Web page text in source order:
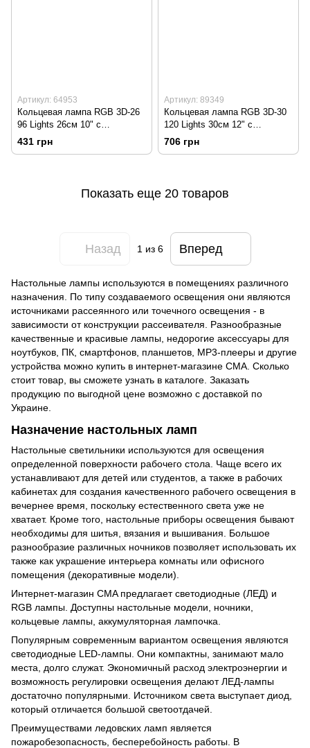
Артикул: 64953
Кольцевая лампа RGB 3D-26
96 Lights 26см 10" с
держателем для телефона
431 грн
Артикул: 89349
Кольцевая лампа RGB 3D-30
120 Lights 30см 12" с
держателем для телефона
706 грн
Показать еще 20 товаров
Назад 1из 6 Вперед
Настольные лампы используются в помещениях различного
назначения. По типу создаваемого освещения они являются
источниками рассеянного или точечного освещения - в
зависимости от конструкции рассеивателя. Разнообразные
качественные и красивые лампы, недорогие аксессуары для
ноутбуков, ПК, смартфонов, планшетов, MP3-плееры и другие
устройства можно купить в интернет-магазине CMA. Сколько
стоит товар, вы сможете узнать в каталоге. Заказать
продукцию по выгодной цене возможно с доставкой по
Украине.
Назначение настольных ламп
Настольные светильники используются для освещения
определенной поверхности рабочего стола. Чаще всего их
устанавливают для детей или студентов, а также в рабочих
кабинетах для создания качественного рабочего освещения в
вечернее время, поскольку естественного света уже не
хватает. Кроме того, настольные приборы освещения бывают
необходимы для шитья, вязания и вышивания. Большое
разнообразие различных ночников позволяет использовать их
также как украшение интерьера комнаты или офисного
помещения (декоративные модели).
Интернет-магазин CMA предлагает светодиодные (ЛЕД) и
RGB лампы. Доступны настольные модели, ночники,
кольцевые лампы, аккумуляторная лампочка.
Популярным современным вариантом освещения являются
светодиодные LED-лампы. Они компактны, занимают мало
места, долго служат. Экономичный расход электроэнергии и
возможность регулировки освещения делают ЛЕД-лампы
достаточно популярными. Источником света выступает диод,
который отличается большой светоотдачей.
Преимуществами ледовских ламп является
пожаробезопасность, бесперебойность работы. В